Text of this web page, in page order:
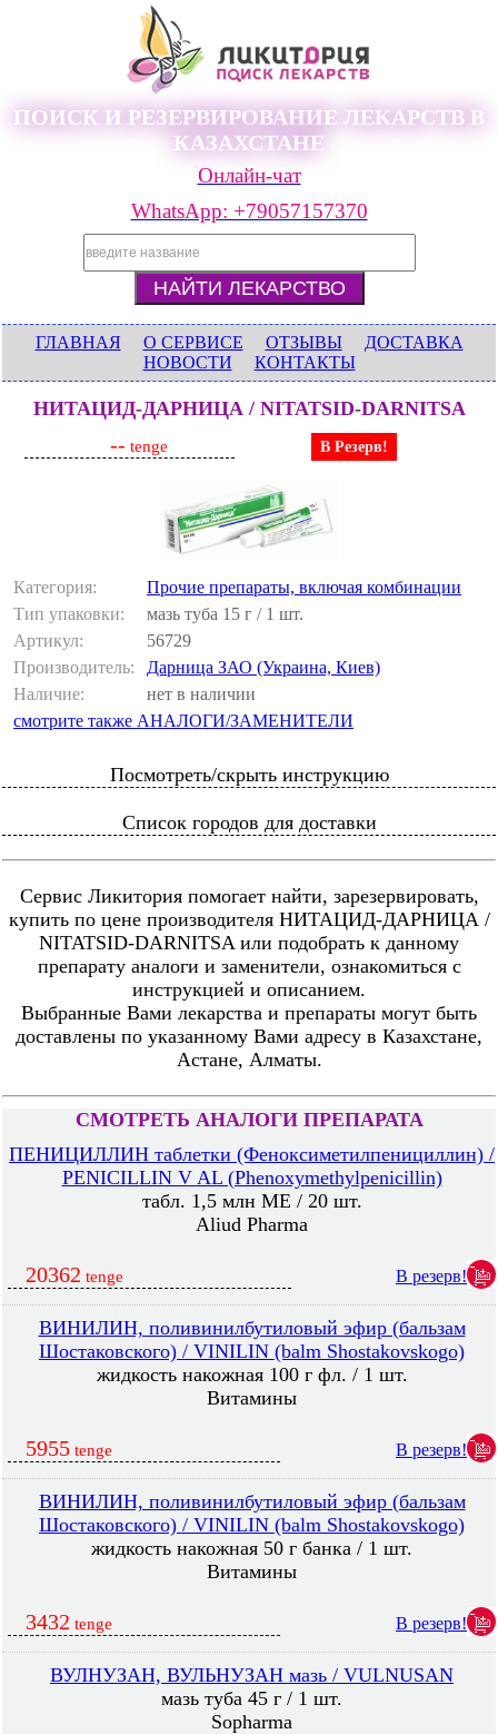
ПОИСК И РЕЗЕРВИРОВАНИЕ ЛЕКАРСТВ В
КАЗАХСТАНЕ
Онлайн-чат
WhatsApp: +79057157370
ГЛАВНАЯ О СЕРВИСЕ ОТЗЫВЫ
ДОСТАВКА
НОВОСТИ
КОНТАКТЫ
НИТАЦИД-ДАРНИЦА / NITATSID-DARNITSA
-- tenge В Резерв!
Категория:
Прочие препараты, включая комбинации
Тип упаковки:
мазь туба 15 г / 1 шт.
Артикул:
56729
Производитель:
Дарница ЗАО (Украина, Киев)
Наличие:
нет в наличии
смотрите также АНАЛОГИ/ЗАМЕНИТЕЛИ
Посмотреть/скрыть инструкцию
Список городов для доставки
Сервис Ликитория помогает найти, зарезервировать,
купить по цене производителя НИТАЦИД-ДАРНИЦА /
NITATSID-DARNITSA или подобрать к данному
препарату аналоги и заменители, ознакомиться с
инструкцией и описанием.
Выбранные Вами лекарства и препараты могут быть
доставлены по указанному Вами адресу в Казахстане,
Астане, Алматы.
СМОТРЕТЬ АНАЛОГИ ПРЕПАРАТА
ПЕНИЦИЛЛИН таблетки (Феноксиметилпенициллин) /
PENICILLIN V AL (Phenoxymethylpenicillin)
табл. 1,5 млн МЕ / 20 шт.
Aliud Pharma
20362 tenge В резерв!
ВИНИЛИН, поливинилбутиловый эфир (бальзам
Шостаковского) / VINILIN (balm Shostakovskogo)
жидкость накожная 100 г фл. / 1 шт.
Витамины
5955 tenge В резерв!
ВИНИЛИН, поливинилбутиловый эфир (бальзам
Шостаковского) / VINILIN (balm Shostakovskogo)
жидкость накожная 50 г банка / 1 шт.
Витамины
3432 tenge В резерв!
ВУЛНУЗАН, ВУЛЬНУЗАН мазь / VULNUSAN
мазь туба 45 г / 1 шт.
Sopharma